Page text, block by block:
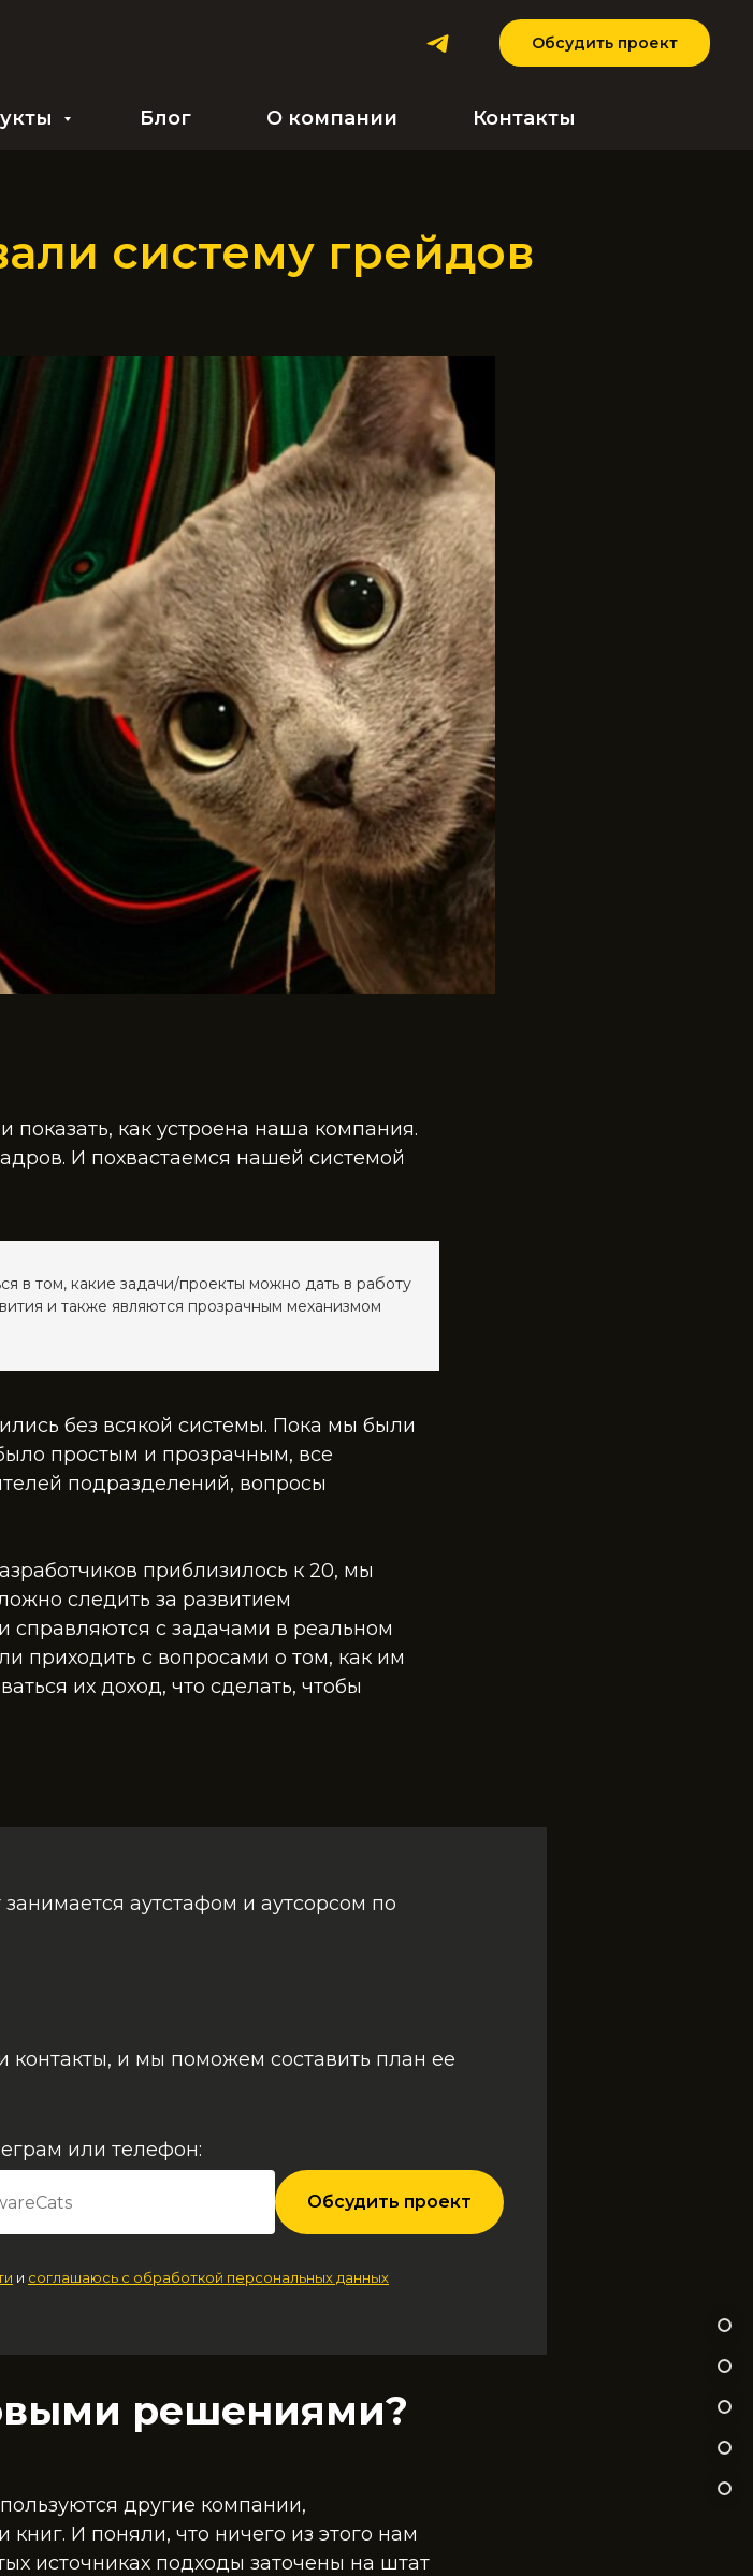
Обсудить проект
Блог О компании Контакты
систему грейдов
показать, как устроена наша компания.
И похвастаемся нашей системой
в том, какие задачи/проекты можно дать в работу
и также являются прозрачным механизмом
без всякой системы. Пока мы были
простым и прозрачным, все
подразделений, вопросы
приблизилось к 20, мы
следить за развитием
справляются с задачами в реальном
приходить с вопросами о том, как им
их доход, что сделать, чтобы
аутстафом и аутсорсом по
контакты, и мы поможем составить план ее
или телефон:
Обсудить проект
и соглашаюсь с обработкой персональных данных
решениями?
другие компании,
книг. И поняли, что ничего из этого нам
источниках подходы заточены на штат